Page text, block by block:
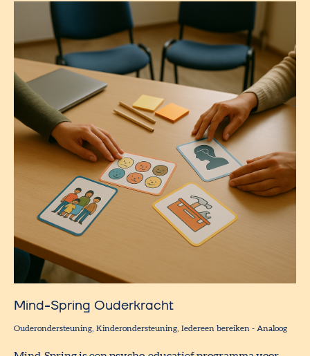
Mind-Spring Ouderkracht
Ouderondersteuning Kinderondersteuning Iedereen bereiken - Analoog